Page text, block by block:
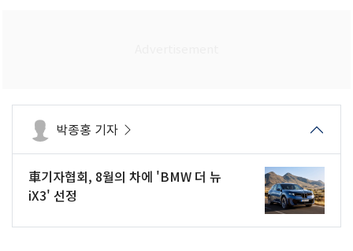
박종홍 기자
車기자협회, 8월의 차에 'BMW 더 뉴
iX3' 선정